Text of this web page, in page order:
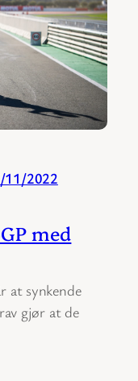
11/2022
med
at synkende
gjør at de